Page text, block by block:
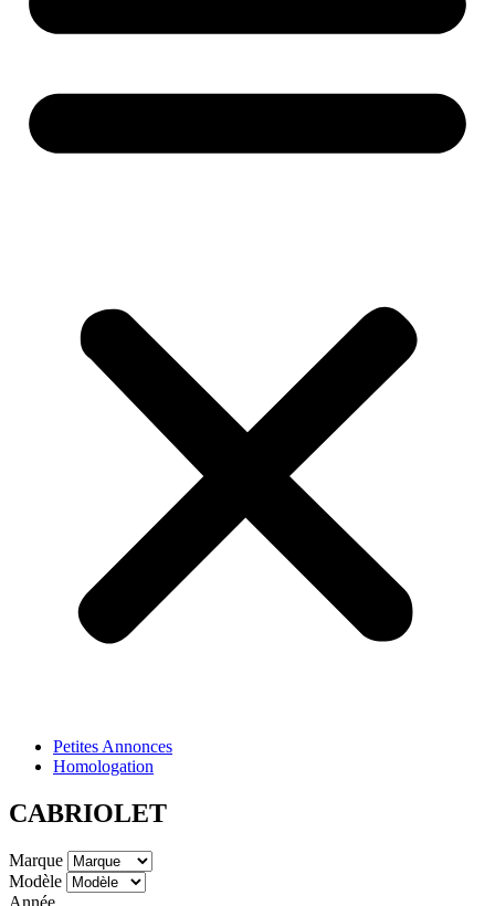
Petites Annonces
Homologation
CABRIOLET
Marque
Modèle
Année